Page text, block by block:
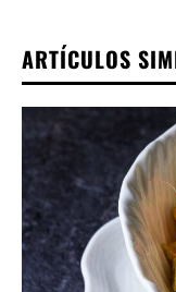
ARTÍCULOS